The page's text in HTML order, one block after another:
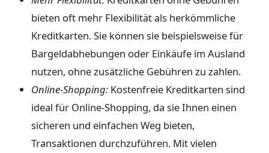
bieten oft mehr Flexibilität als herkömmliche
Kreditkarten. Sie können sie beispielsweise für
Bargeldabhebungen oder Einkäufe im Ausland
nutzen, ohne zusätzliche Gebühren zu zahlen.
Online-Shopping: Kostenfreie Kreditkarten sind
ideal für Online-Shopping, da sie Ihnen einen
sicheren und einfachen Weg bieten,
Transaktionen durchzuführen. Mit vielen